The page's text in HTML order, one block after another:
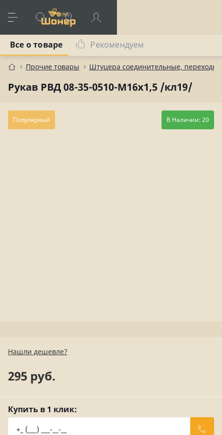
Прочие товары Штуцера соединительные,
Рукав РВД 08-35-0510-М16х1,5 /кл19/
Все о товаре Рекомендуем
Популярный В Наличии: 20
Нашли дешевле?
295 руб.
Купить в 1 клик: